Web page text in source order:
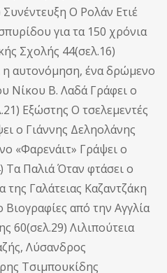
Ο Ρολάν Ετιέ
για τα 150 χρόνια
Σχολής 44(σελ.16)
η αυτονόμηση, ένα δρώμενο
Νίκου Β. Λαδά Γράφει ο
Εξώστης Ο τσελεμεντές
ο Γιάννης Δεληολάνης
«Φαρενάιτ» Γράψει ο
Τα Παλιά Όταν φτάσει ο
Γαλάτειας Καζαντζάκη
από την Αγγλία
60(σελ.29) Λιλιπούτεια
Λύσανδρος
Τσιμπουκίδης